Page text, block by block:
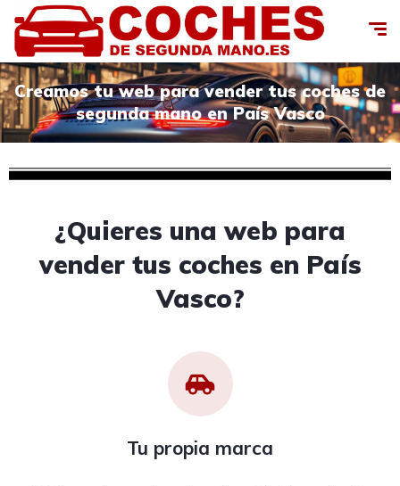
Creamos tu web para vender tus coches de
segunda mano en País Vasco
¿Quieres una web para
vender tus coches en País
Vasco?
Tu propia marca